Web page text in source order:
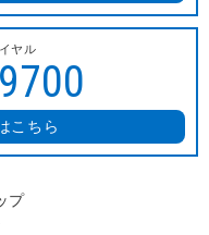
ヤル
こちら
プ